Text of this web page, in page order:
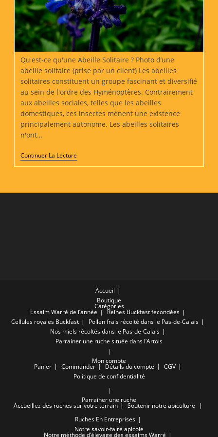
Qu'est-ce qu'une Abeille Solitaire ? Photo d’une
abeille solitaire (prise par un client) Les abeilles
solitaires constituent un groupe fascinant et diversifié
au sein de l'ordre des Hyménoptères. Contrairement
aux abeilles sociales, telles que les abeilles
domestiques, ces insectes mènent une existence
principalement autonome. Les abeilles solitaires
n'ont…
Continuer La Lecture
La
Solitaires
Accueil
Boutique
Catégories
Essaim Warré de l’année
Reines Buckfast fécondées
Cellules royales Buckfast
Pollen frais récolté dans le Pas-de-Calais
Nos miels récoltés dans le Pas-de-Calais
Parrainer une ruche située dans l’Artois
Mon compte
Panier Commander Détails du compte
CGV
Politique de confidentialité
Parrainer une ruche
Accueillez des ruches sur votre terrain
Soutenir notre apiculture
Ruches En Entreprises
Notre savoir-faire apicole
Notre méthode d’élevage des essaims Warré